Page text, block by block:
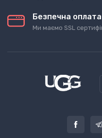
Безпечна оплата
Ми маємо SSL